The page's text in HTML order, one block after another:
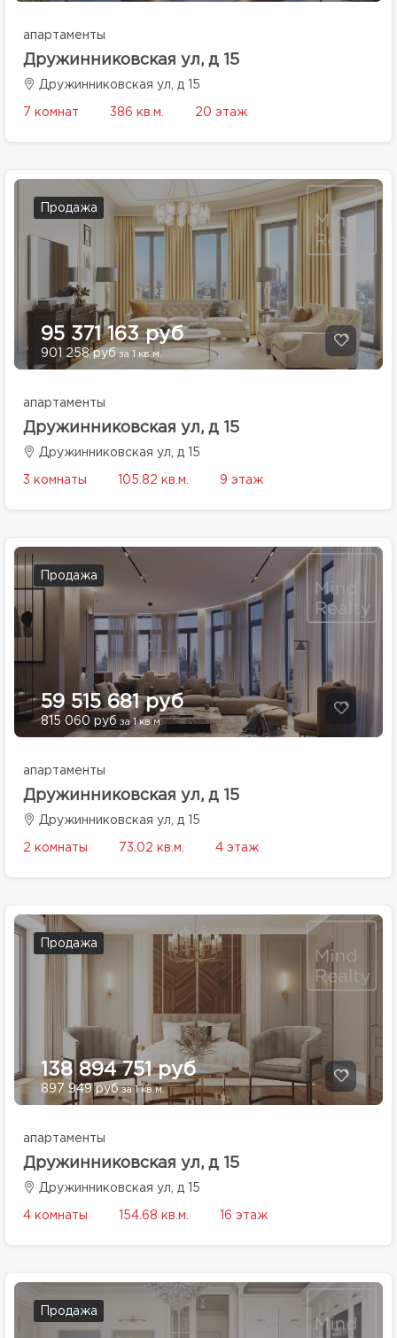
апартаменты
Дружинниковская ул, д 15
Дружинниковская ул, д 15
7 комнат 386 кв.м. 20 этаж
Продажа
95 371 163 руб
901 258 руб за 1 кв.м.
апартаменты
Дружинниковская ул, д 15
Дружинниковская ул, д 15
3 комнаты 105.82 кв.м. 9 этаж
Продажа
59 515 681 руб
815 060 руб за 1 кв.м.
апартаменты
Дружинниковская ул, д 15
Дружинниковская ул, д 15
2 комнаты 73.02 кв.м. 4 этаж
Продажа
138 894 751 руб
897 949 рубза 1 кв.м.
апартаменты
Дружинниковская ул, д 15
Дружинниковская ул, д 15
4 комнаты 154.68 кв.м. 16 этаж
Продажа